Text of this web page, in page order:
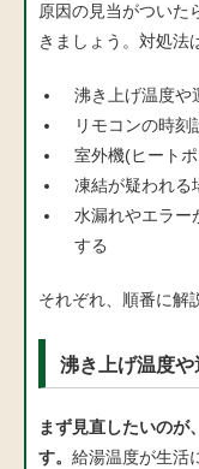
原因の見当がついた
きましょう。対処法
沸き上げ温度や
リモコンの時刻
室外機(ヒート
凍結が疑われる
水漏れやエラー
する
それぞれ、順番に解
沸き上げ温度
まず見直したいのが
す。 給湯温度が生活